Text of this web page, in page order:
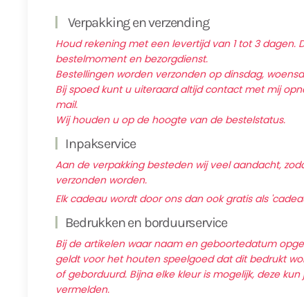
Verpakking en verzending
Houd rekening met een levertijd van 1 tot 3 dagen.
bestelmoment en bezorgdienst.
Bestellingen worden verzonden op dinsdag,
Bij spoed kunt u uiteraard altijd contact met mij
mail.
Wij houden u op de hoogte van de bestelstatus.
Inpakservice
Aan de verpakking besteden wij veel aandacht,
verzonden worden.
Elk cadeau wordt door ons dan ook gratis als
Bedrukken en borduurservice
Bij de artikelen waar naam en geboortedatum
geldt voor het houten speelgoed dat dit bedrukt
of geborduurd. Bijna elke kleur is mogelijk, deze
vermelden.